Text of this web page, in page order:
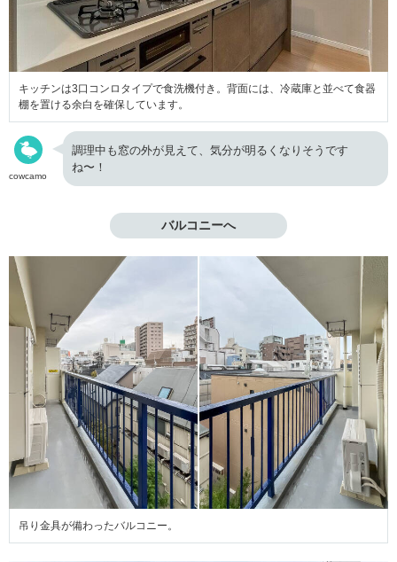
キッチンは3口コンロタイプで食洗機付き。背面には、冷蔵庫と並べて食器
棚を置ける余白を確保しています。
cowcamo
調理中も窓の外が見えて、気分が明るくなりそうです
ね〜！
バルコニーへ
吊り金具が備わったバルコニー。